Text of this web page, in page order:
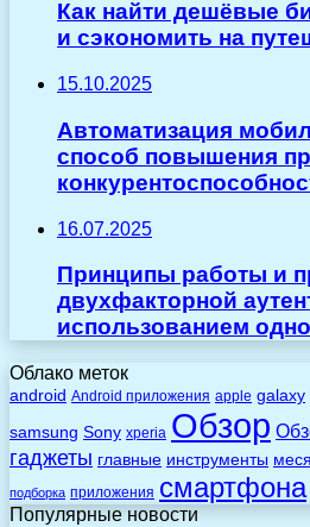
Как найти дешёвые
и сэкономить на
15.10.2025
Автоматизация
способ повышения
16.07.2025
Принципы работы и
двухфакторной
использованием
Облако меток
android Android приложения apple galaxy
samsung Sony xperia Обзор
гаджеты главные инструменты
подборка приложения смартфона
Популярные новости